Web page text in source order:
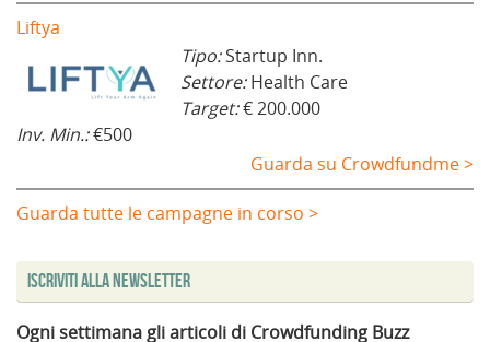
Liftya
Tipo:Startup Inn.
Settore:Health Care
Target:€ 200.000
Inv. Min.:€500
Guarda su Crowdfundme >
Guarda tutte le campagne in corso >
Iscriviti alla Newsletter
Ogni settimana gli articoli di Crowdfunding Buzz